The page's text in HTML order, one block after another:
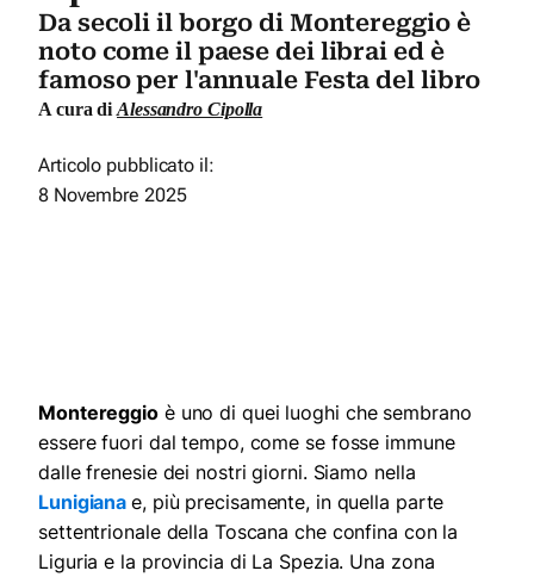
Da secoli il borgo di Montereggio è
noto come il paese dei librai ed è
famoso per l'annuale Festa del libro
A cura di Alessandro Cipolla
Articolo pubblicato il:
8 Novembre 2025
Montereggioè uno di quei luoghi che sembrano
essere fuori dal tempo, come se fosse immune
dalle frenesie dei nostri giorni. Siamo nella
Lunigiana e, più precisamente, in quella parte
settentrionale della Toscana che confina con la
Liguria e la provincia di La Spezia. Una zona